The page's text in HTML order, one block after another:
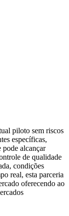
piloto sem riscos
específicas,
pode alcançar
de qualidade
condições
real, esta parceria
oferecendo ao